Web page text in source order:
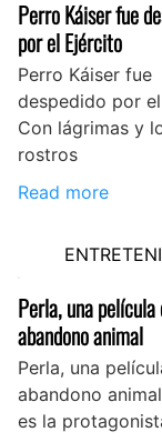
Perro Káiser fue
por el Ejército
Perro Káiser fue
despedido por
Con lágrimas y
rostros
Read more
Perla, una película
abandono animal
Perla, una
abandono
es la